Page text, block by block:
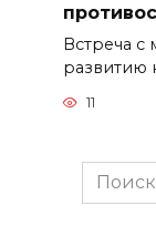
Встреча
развитию
11
Search
for: